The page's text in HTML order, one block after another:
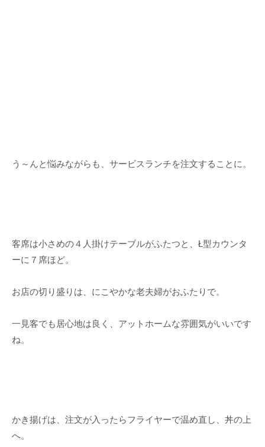
う～んと悩みながらも、サービスランチを注文することに。
客席は小さめの４人掛けテーブルがふたつと、Ł型カウンタ
ーに７席ほど。
お店の切り盛りは、にこやかな老夫婦がおふたりで。
一見客でも居心地は良く、アットホームな雰囲気がいいです
ね。
かき揚げは、注文が入ったらフライヤーで温め直し、丼の上
へ。